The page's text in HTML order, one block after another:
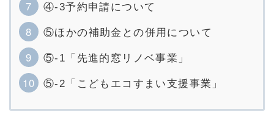
④-3予約申請について
⑤ほかの補助金との併用について
⑤-1「先進的窓リノベ事業」
⑤-2「こどもエコすまい支援事業」